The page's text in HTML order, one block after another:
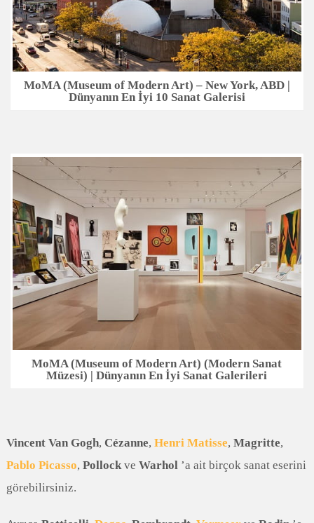
MoMA (Museum of Modern Art) – New York, ABD |
Dünyanın En İyi 10 Sanat Galerisi
MoMA (Museum of Modern Art) (Modern Sanat
Müzesi) | Dünyanın En İyi Sanat Galerileri
Vincent Van Gogh, Cézanne, Henri Matisse, Magritte,
Pablo Picasso, Pollockve Warhol’a ait birçok sanat eserini
görebilirsiniz.